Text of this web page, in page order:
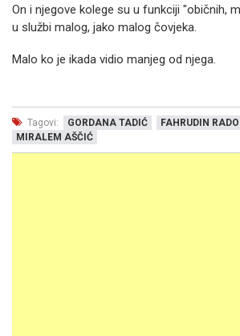
On i njegove kolege su u funkciji "običnih,
u službi malog, jako malog čovjeka.
Malo ko je ikada vidio manjeg od njega.
Tagovi: GORDANA TADIĆ
FAHRUDIN
MIRALEM AŠČIĆ